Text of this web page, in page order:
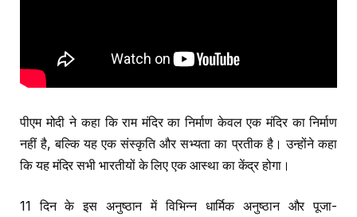
पीएम मोदी ने कहा कि राम मंदिर का निर्माण केवल एक मंदिर का निर्माण
नहीं है, बल्कि यह एक संस्कृति और सभ्यता का प्रतीक है। उन्होंने कहा
कि यह मंदिर सभी भारतीयों के लिए एक आस्था का केंद्र होगा।
11 दिन के इस अनुष्ठान में विभिन्न धार्मिक अनुष्ठान और पूजा-